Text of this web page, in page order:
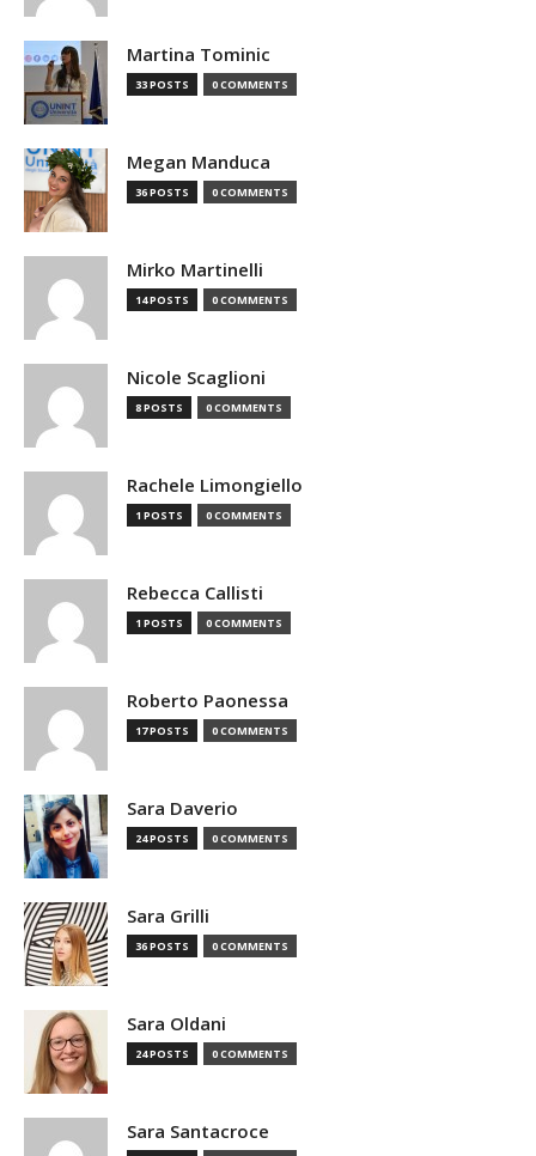
Martina Tominic
33 POSTS 0 COMMENTS
Megan Manduca
36 POSTS 0 COMMENTS
Mirko Martinelli
14 POSTS 0 COMMENTS
Nicole Scaglioni
8 POSTS 0 COMMENTS
Rachele Limongiello
1 POSTS 0 COMMENTS
Rebecca Callisti
1 POSTS 0 COMMENTS
Roberto Paonessa
17 POSTS 0 COMMENTS
Sara Daverio
24 POSTS 0 COMMENTS
Sara Grilli
36 POSTS 0 COMMENTS
Sara Oldani
24 POSTS 0 COMMENTS
Sara Santacroce